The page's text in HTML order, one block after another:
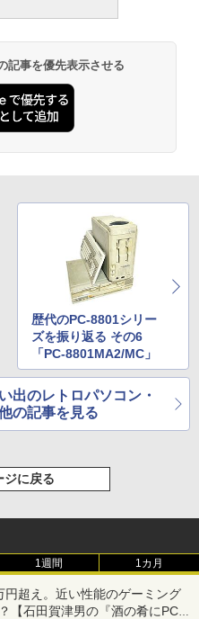
記事を優先表示させる
歴代のPC-8801シリー
ズを振り返る その6
「PC-8801MA2/MC」
出のレトロパソコン・
の記事を見る
ジに戻る
1週間 1カ月
超え。近い性能のゲーミング
【石田賀津男の『酒の肴にPCゲ